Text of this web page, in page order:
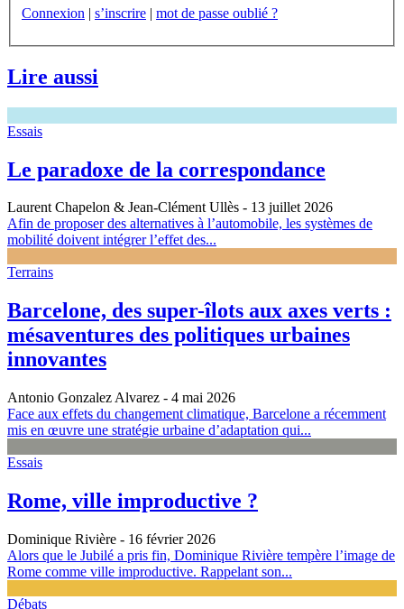
Connexion | s’inscrire | mot de passe oublié ?
Lire aussi
Essais
Le paradoxe de la correspondance
Laurent Chapelon & Jean-Clément Ullès - 13 juillet 2026
Afin de proposer des alternatives à l’automobile, les systèmes de
mobilité doivent intégrer l’effet des...
Terrains
Barcelone, des super-îlots aux axes verts :
mésaventures des politiques urbaines
innovantes
Antonio Gonzalez Alvarez - 4 mai 2026
Face aux effets du changement climatique, Barcelone a récemment
mis en œuvre une stratégie urbaine d’adaptation qui...
Essais
Rome, ville improductive ?
Dominique Rivière - 16 février 2026
Alors que le Jubilé a pris fin, Dominique Rivière tempère l’image de
Rome comme ville improductive. Rappelant son...
Débats